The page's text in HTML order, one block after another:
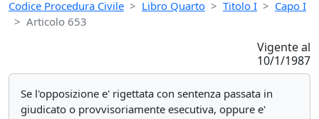
Codice Procedura Civile Libro Quarto Titolo I
Capo I
Articolo 653
Vigente al
10/1/1987
Se l'opposizione e' rigettata con sentenza passata in
giudicato o provvisoriamente esecutiva, oppure e'